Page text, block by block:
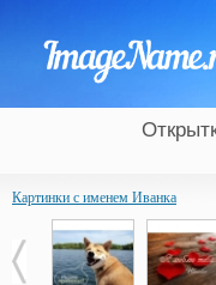
Картинки с именем Иванка